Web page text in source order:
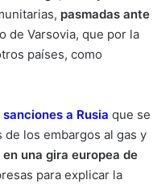
pasmadas ante
de Varsovia, que por la
países, como
a Rusia que se
los embargos al gas y
una gira europea de
para explicar la